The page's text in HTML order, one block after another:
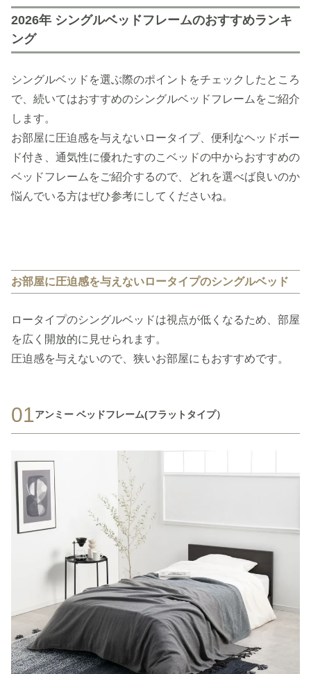
2026年 シングルベッドフレームのおすすめランキ
ング
シングルベッドを選ぶ際のポイントをチェックしたところ
で、続いてはおすすめのシングルベッドフレームをご紹介
します。
お部屋に圧迫感を与えないロータイプ、便利なヘッドボー
ド付き、通気性に優れたすのこベッドの中からおすすめの
ベッドフレームをご紹介するので、どれを選べば良いのか
悩んでいる方はぜひ参考にしてくださいね。
お部屋に圧迫感を与えないロータイプのシングルベッド
ロータイプのシングルベッドは視点が低くなるため、部屋
を広く開放的に見せられます。
圧迫感を与えないので、狭いお部屋にもおすすめです。
01アンミー ベッドフレーム(フラットタイプ）